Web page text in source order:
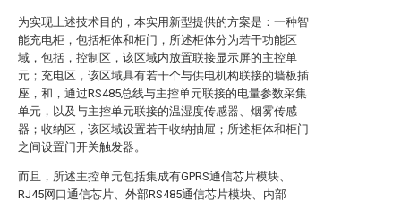
为实现上述技术目的，本实用新型提供的方案是：一种智
能充电柜，包括柜体和柜门，所述柜体分为若干功能区
域，包括，控制区，该区域内放置联接显示屏的主控单
元；充电区，该区域具有若干个与供电机构联接的墙板插
座，和，通过RS485总线与主控单元联接的电量参数采集
单元，以及与主控单元联接的温湿度传感器、烟雾传感
器；收纳区，该区域设置若干收纳抽屉；所述柜体和柜门
之间设置门开关触发器。
而且，所述主控单元包括集成有GPRS通信芯片模块、
RJ45网口通信芯片、外部RS485通信芯片模块、内部